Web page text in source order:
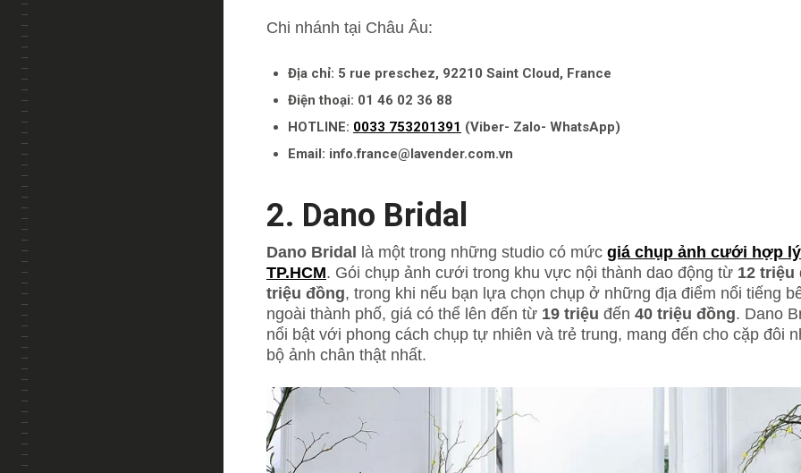
Chi nhánh tại Châu Âu:
Địa chỉ: 5 rue preschez, 92210 Saint Cloud, France
Điện thoại: 01 46 02 36 88
HOTLINE: 0033 753201391 (Viber- Zalo- WhatsApp)
Email: info.france@lavender.com.vn
2. Dano Bridal
Dano Bridal là một trong những studio có mức giá chụp ảnh cưới hợp
TP.HCM. Gói chụp ảnh cưới trong khu vực nội thành dao động từ 12 triệu
triệu đồng, trong khi nếu bạn lựa chọn chụp ở những địa điểm nổi tiếng
ngoài thành phố, giá có thể lên đến từ 19 triệu đến 40 triệu đồng. Dano
nổi bật với phong cách chụp tự nhiên và trẻ trung, mang đến cho cặp đôi
bộ ảnh chân thật nhất.